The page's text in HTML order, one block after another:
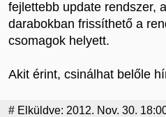
fejlettebb update rendszer,
darabokban frissíthető a
csomagok helyett.
Akit érint, csinálhat belőle
# Elküldve: 2012. Nov. 30.